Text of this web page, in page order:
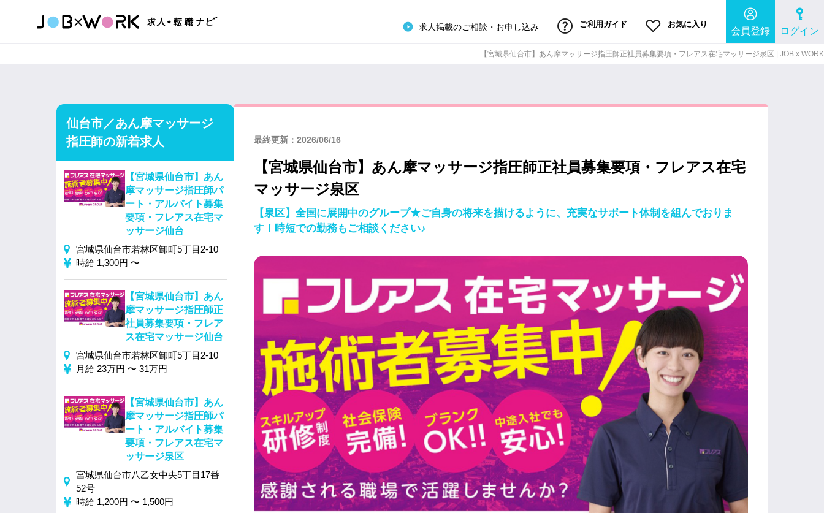
求人掲載のご相談・お申し込み ご利用ガイド お気に入り
会員登録 ログイン
【宮城県仙台市】あん摩マッサージ指圧師正社員募集要項・フレアス在宅マッサージ泉区 | JOB x WORK
最終更新：2026/06/16
【宮城県仙台市】あん摩マッサージ指圧師正社員募集要項・フレアス在宅
マッサージ泉区
【泉区】全国に展開中のグループ★ご自身の将来を描けるように、充実なサポート体制を組んでおりま
す！時短での勤務もご相談ください♪
仙台市／あん摩マッサージ
指圧師の新着求人
【宮城県仙台市】あん
摩マッサージ指圧師パ
ート・アルバイト募集
要項・フレアス在宅マ
ッサージ仙台
宮城県仙台市若林区卸町5丁目2-10
時給 1,300円 〜
【宮城県仙台市】あん
摩マッサージ指圧師正
社員募集要項・フレア
ス在宅マッサージ仙台
宮城県仙台市若林区卸町5丁目2-10
月給 23万円 〜 31万円
【宮城県仙台市】あん
摩マッサージ指圧師パ
ート・アルバイト募集
要項・フレアス在宅マ
ッサージ泉区
宮城県仙台市八乙女中央5丁目17番
52号
時給 1,200円 〜 1,500円